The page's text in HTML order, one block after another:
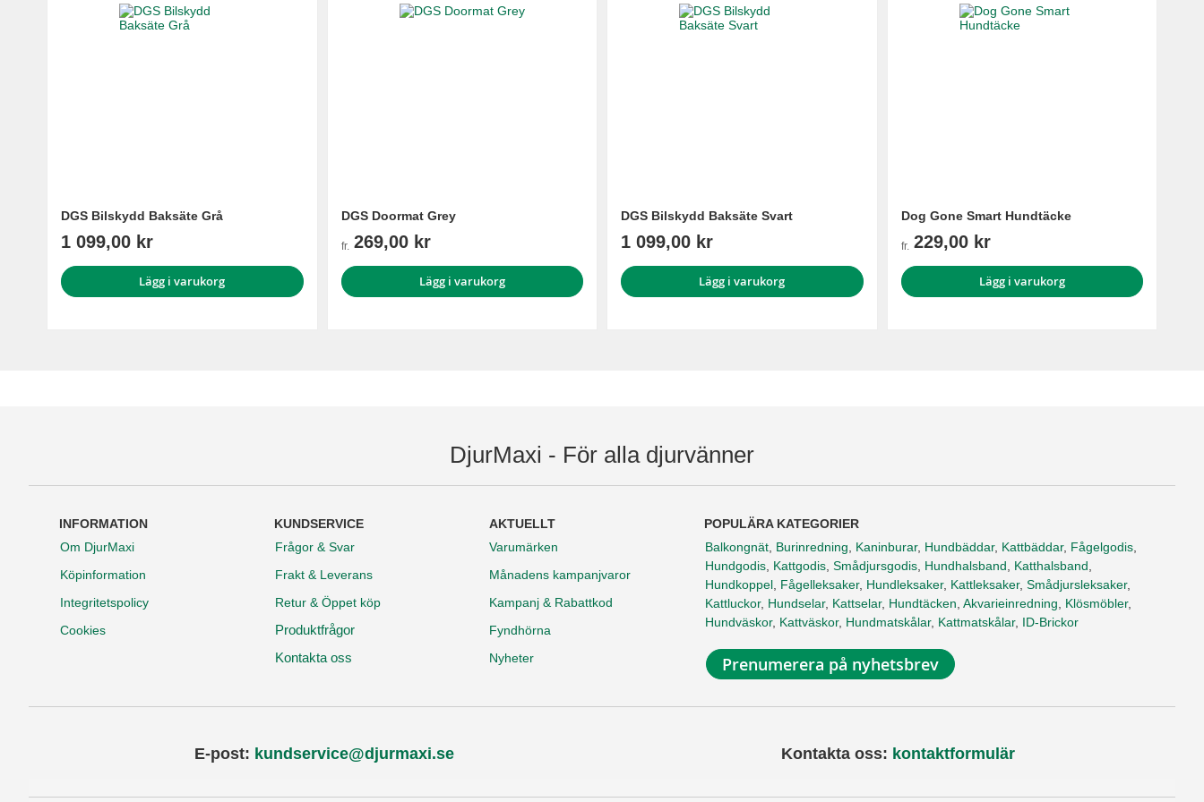
DGS Bilskydd Baksäte Grå
1 099,00 kr
Lägg i varukorg
DGS Doormat Grey
fr. 269,00 kr
Lägg i varukorg
DGS Bilskydd Baksäte Svart
1 099,00 kr
Lägg i varukorg
Dog Gone Smart Hundtäcke
fr. 229,00 kr
Lägg i varukorg
DjurMaxi - För alla djurvänner
INFORMATION
Om DjurMaxi
Köpinformation
Integritetspolicy
Cookies
KUNDSERVICE
Frågor & Svar
Frakt & Leverans
Retur & Öppet köp
Produktfrågor
Kontakta oss
AKTUELLT
Varumärken
Månadens kampanjvaror
Kampanj & Rabattkod
Fyndhörna
Nyheter
POPULÄRA KATEGORIER
Balkongnät Burinredning Kaninburar, Hundbäddar, Kattbäddar, Fågelgodis
Hundgodis Kattgodis Smådjursgodis Hundhalsband Katthalsband
Hundkoppel Fågelleksaker, Hundleksaker, Kattleksaker, Smådjursleksaker,
Kattluckor, Hundselar, Kattselar, Hundtäcken Akvarieinredning Klösmöbler,
Hundväskor, Kattväskor, Hundmatskålar, Kattmatskålar, ID-Brickor
Prenumerera på nyhetsbrev
E-post: kundservice@djurmaxi.se Kontakta oss: kontaktformulär